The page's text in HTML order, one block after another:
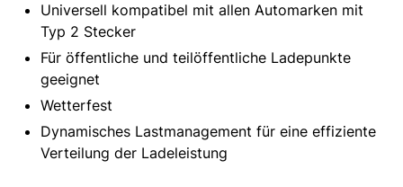
Universell kompatibel mit allen Automarken mit
Typ 2 Stecker
Für öffentliche und teilöffentliche Ladepunkte
geeignet​
Wetterfest
Dynamisches Lastmanagement für eine effiziente
Verteilung der Ladeleistung